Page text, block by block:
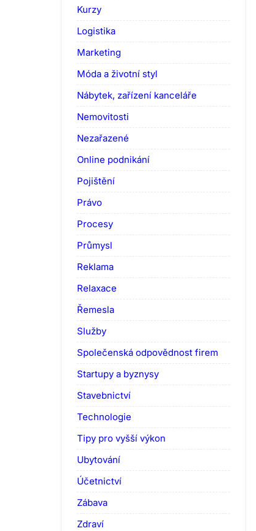
Kurzy
Logistika
Marketing
Móda a životní styl
Nábytek, zařízení kanceláře
Nemovitosti
Nezařazené
Online podnikání
Pojištění
Právo
Procesy
Průmysl
Reklama
Relaxace
Řemesla
Služby
Společenská odpovědnost firem
Startupy a byznysy
Stavebnictví
Technologie
Tipy pro vyšší výkon
Ubytování
Účetnictví
Zábava
Zdraví